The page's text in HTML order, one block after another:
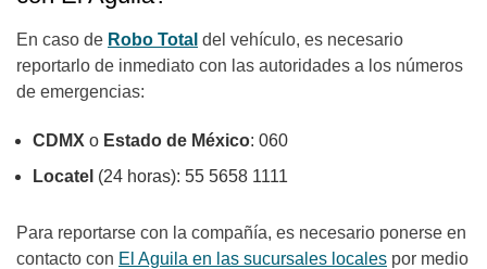
En caso de Robo Total del vehículo, es necesario
reportarlo de inmediato con las autoridades a los números
de emergencias:
CDMX o Estado de México: 060
Locatel (24 horas): 55 5658 1111
Para reportarse con la compañía, es necesario ponerse en
contacto con El Aguila en las sucursales locales por medio